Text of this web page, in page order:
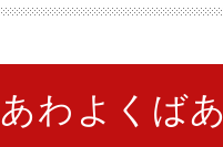
あわよくば